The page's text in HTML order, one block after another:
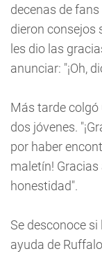
decenas de
dieron consejos
les dio las
anunciar: "¡Oh,
Más tarde colgó
dos jóvenes.
por haber
maletín!
honestidad".
Se desconoce
ayuda de